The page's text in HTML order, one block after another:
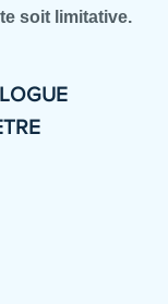
soit limitative.